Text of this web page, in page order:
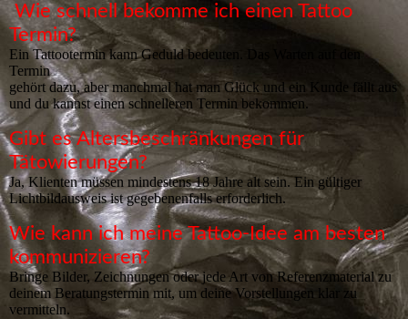
Wie schnell bekomme ich einen Tattoo
Termin?
Ein Tattootermin kann Geduld bedeuten. Das Warten auf den
Termin
gehört dazu, aber manchmal hat man Glück und ein Kunde fällt aus
und du kannst einen schnelleren Termin bekommen.
Gibt es Altersbeschränkungen für
Tätowierungen?
Ja, Klienten müssen mindestens 18 Jahre alt sein. Ein gültiger
Lichtbildausweis ist gegebenenfalls erforderlich.
Wie kann ich meine Tattoo-Idee am besten
kommunizieren?
Bringe Bilder, Zeichnungen oder jede Art von Referenzmaterial zu
deinem Beratungstermin mit, um deine Vorstellungen klar zu
vermitteln.